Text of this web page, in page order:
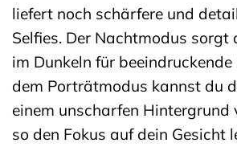
liefert noch schärfere und
Selfies. Der Nachtmodus sorgt
im Dunkeln für
dem Porträtmodus kannst du
einem unscharfen Hintergrund
so den Fokus auf dein Gesicht